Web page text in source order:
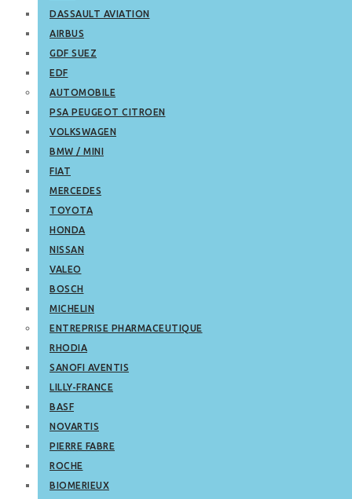
DASSAULT AVIATION
AIRBUS
GDF SUEZ
EDF
AUTOMOBILE
PSA PEUGEOT CITROEN
VOLKSWAGEN
BMW / MINI
FIAT
MERCEDES
TOYOTA
HONDA
NISSAN
VALEO
BOSCH
MICHELIN
ENTREPRISE PHARMACEUTIQUE
RHODIA
SANOFI AVENTIS
LILLY-FRANCE
BASF
NOVARTIS
PIERRE FABRE
ROCHE
BIOMERIEUX